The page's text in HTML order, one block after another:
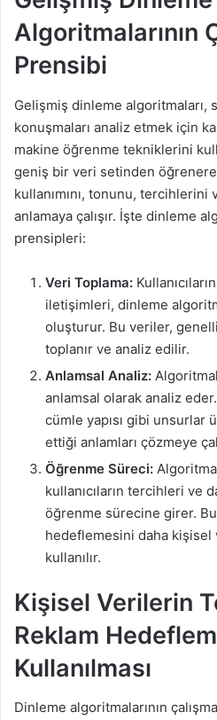
Algoritmalarının
Prensibi
Gelişmiş dinleme algoritmaları,
konuşmaları analiz etmek için
makine öğrenme tekniklerini
geniş bir veri setinden
kullanımını, tonunu, tercihlerini
anlamaya çalışır. İşte dinleme
prensipleri:
Veri Toplama:
iletişimleri, dinleme
oluşturur. Bu veriler,
toplanır ve analiz edilir.
Anlamsal Analiz:
anlamsal olarak analiz
cümle yapısı gibi unsurlar
ettiği anlamları çözmeye
Öğrenme Süreci:
kullanıcıların tercihleri ve
öğrenme sürecine girer.
hedeflemesini daha
kullanılır.
Kişisel Verilerin
Reklam
Kullanılması
Dinleme algoritmalarının